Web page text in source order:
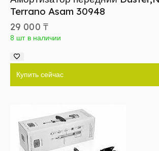
Terrano Asam 30948
29 000 ₸
8 шт в наличии
Купить сейчас